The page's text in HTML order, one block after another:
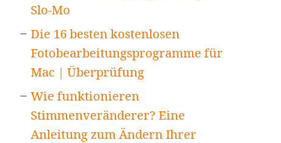
Slo-Mo
Die 16 besten kostenlosen
Fotobearbeitungsprogramme für
Mac | Überprüfung
Wie funktionieren
Stimmenveränderer? Eine
Anleitung zum Ändern Ihrer